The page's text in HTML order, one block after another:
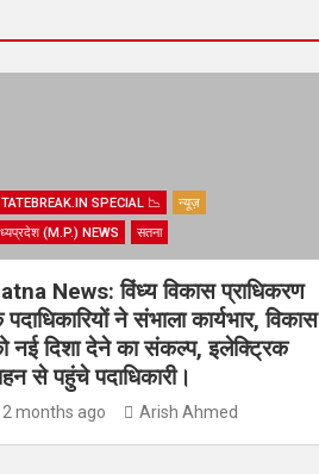
SPECIAL 📉
न्यूज़
(M.P.) NEWS
सतना
News: विंध्य विकास प्राधिकरण
ने संभाला कार्यभार, विकास
नई दिशा देने का संकल्प, इलेक्ट्रिक
से पहुंचे पदाधिकारी।
2 months ago Arish Ahmed